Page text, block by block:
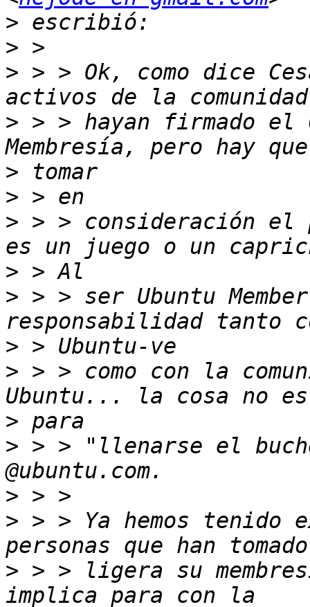
>
>
> > > Ok, como dice
> > > hayan firmado el
>
>
> > > consideración el
>
> > > ser Ubuntu
>
> > > como con la
>
> > > "llenarse el
>
> > > Ya hemos tenido
> > > ligera su